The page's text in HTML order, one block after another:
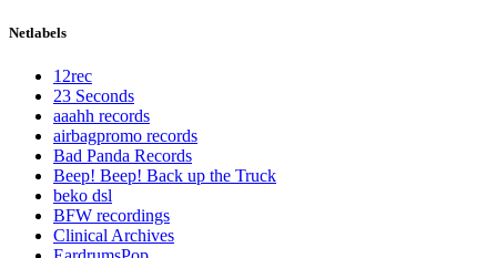
Netlabels
12rec
23 Seconds
aaahh records
airbagpromo records
Bad Panda Records
Beep! Beep! Back up the Truck
beko dsl
BFW recordings
Clinical Archives